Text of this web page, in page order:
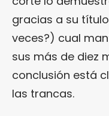
gracias a su
veces?) cual
sus más de diez
conclusión está
las trancas.